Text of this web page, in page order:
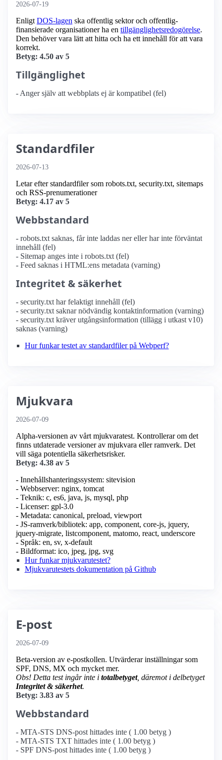
2026-07-19
Enligt DOS-lagen ska offentlig sektor och offentlig­
finansierade organisationer ha en tillgänglighets­redogörelse.
Den behöver vara lätt att hitta och ha ett innehåll för att vara
korrekt.
Betyg: 4.50 av 5
Tillgänglighet
- Anger själv att webbplats ej är kompatibel (fel)
Standardfiler
2026-07-13
Letar efter standardfiler som robots.txt, security.txt, sitemaps
och RSS-prenumerationer
Betyg: 4.17 av 5
Webbstandard
- robots.txt saknas, får inte laddas ner eller har inte förväntat
innehåll (fel)
- Sitemap anges inte i robots.txt (fel)
- Feed saknas i HTML:ens metadata (varning)
Integritet & säkerhet
- security.txt har felaktigt innehåll (fel)
- security.txt saknar nödvändig kontaktinformation (varning)
- security.txt kräver utgångsinformation (tillägg i utkast v10)
saknas (varning)
Hur funkar testet av standardfiler på Webperf?
Mjukvara
2026-07-09
Alpha-versionen av vårt mjukvaratest. Kontrollerar om det
finns utdaterade versioner av mjukvara eller ramverk. Det
vill säga potentiella säkerhetsrisker.
Betyg: 4.38 av 5
- Innehållshanteringssystem: sitevision
- Webbserver: nginx, tomcat
- Teknik: c, es6, java, js, mysql, php
- Licenser: gpl-3.0
- Metadata: canonical, preload, viewport
- JS-ramverk/bibliotek: app, component, core-js, jquery,
jquery-migrate, listcomponent, matomo, react, underscore
- Språk: en, sv, x-default
- Bildformat: ico, jpeg, jpg, svg
Hur funkar mjukvarutestet?
Mjukvarutestets dokumentation på Github
E-post
2026-07-09
Beta-version av e-postkollen. Utvärderar inställningar som
SPF, DNS, MX och mycket mer.
Obs! Detta test ingår inte i totalbetyget, däremot i delbetyget
Integritet & säkerhet.
Betyg: 3.83 av 5
Webbstandard
- MTA-STS DNS-post hittades inte ( 1.00 betyg )
- MTA-STS TXT hittades inte ( 1.00 betyg )
- SPF DNS-post hittades inte ( 1.00 betyg )